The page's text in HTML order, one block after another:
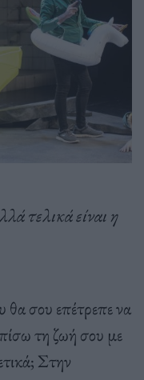
τελικά είναι η
σου επέτρεπε να
τη ζωή σου με
Στην